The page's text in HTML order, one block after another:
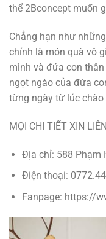
thể 2Bconcept muốn
Chẳng hạn như
chính là món quà vô
mình và đứa con
ngọt ngào của đứa
từng ngày từ lúc
MỌI CHI TIẾT XIN
Địa chỉ: 588 Phạm
Điện thoại:
Fanpage: https://